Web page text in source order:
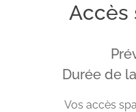
Accès
Durée de
Vos accès